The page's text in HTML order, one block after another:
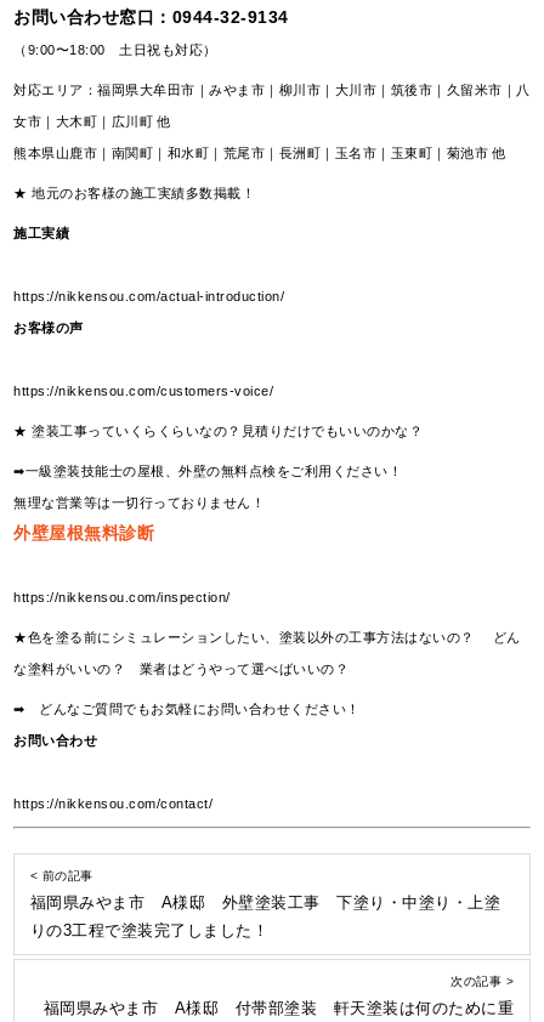
お問い合わせ窓口： 0944-32-9134
（9:00〜18:00 土日祝も対応）
対応エリア：福岡県大牟田市｜みやま市｜柳川市｜大川市｜筑後市｜久留米市｜八
女市｜大木町｜広川町 他
熊本県山鹿市｜南関町｜和水町｜荒尾市｜長洲町｜玉名市｜玉東町｜菊池市 他
★ 地元のお客様の施工実績多数掲載！
施工実績
https://nikkensou.com/actual-introduction/
お客様の声
https://nikkensou.com/customers-voice/
★ 塗装工事っていくらくらいなの？見積りだけでもいいのかな？
➡一級塗装技能士の屋根、外壁の無料点検をご利用ください！
無理な営業等は一切行っておりません！
外壁屋根無料診断
https://nikkensou.com/inspection/
★色を塗る前にシミュレーションしたい、塗装以外の工事方法はないの？ どん
な塗料がいいの？ 業者はどうやって選べばいいの？
➡ どんなご質問でもお気軽にお問い合わせください！
お問い合わせ
https://nikkensou.com/contact/
< 前の記事
福岡県みやま市 A様邸 外壁塗装工事 下塗り・中塗り・上塗
りの3工程で塗装完了しました！
次の記事 >
福岡県みやま市 A様邸 付帯部塗装 軒天塗装は何のために重